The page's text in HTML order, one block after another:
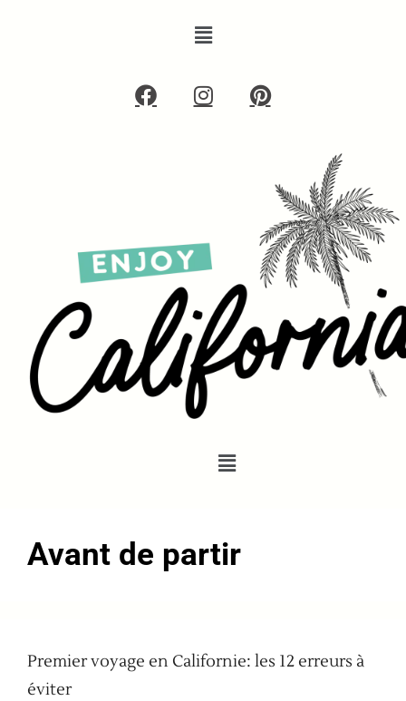
Avant de partir
Premier voyage en Californie: les 12 erreurs à
éviter